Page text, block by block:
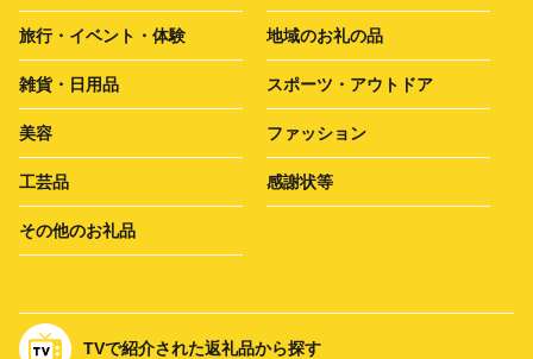
旅行・イベント・体験 地域のお礼の品
雑貨・日用品 スポーツ・アウトドア
美容 ファッション
工芸品 感謝状等
その他のお礼品
TVで紹介された返礼品から探す